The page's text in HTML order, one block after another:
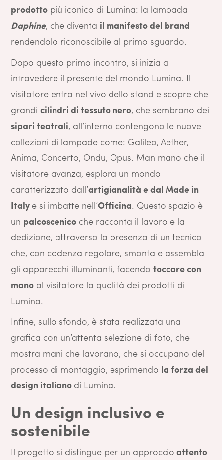
prodottopiù iconico di Lumina: la lampada
Daphine, che diventa il manifesto del brand
rendendolo riconoscibile al primo sguardo.
Dopo questo primo incontro, si inizia a
intravedere il presente del mondo Lumina. Il
visitatore entra nel vivo dello stand e scopre che
grandi cilindri di tessuto nero, che sembrano dei
sipari teatrali, all’interno contengono le nuove
collezioni di lampade come: Galileo, Aether,
Anima, Concerto, Ondu, Opus. Man mano che il
visitatore avanza, esplora un mondo
caratterizzato dall’artigianalità e dal Made in
Italy e si imbatte nell’Officina. Questo spazio è
un palcoscenicoche racconta il lavoro e la
dedizione, attraverso la presenza di un tecnico
che, con cadenza regolare, smonta e assembla
gli apparecchi illuminanti, facendo toccare con
manoal visitatore la qualità dei prodotti di
Lumina.
Infine, sullo sfondo, è stata realizzata una
grafica con un’attenta selezione di foto, che
mostra mani che lavorano, che si occupano del
processo di montaggio, esprimendo la forza del
design italiano di Lumina.
Un design inclusivo e
sostenibile
Il progetto si distingue per un approccio attento